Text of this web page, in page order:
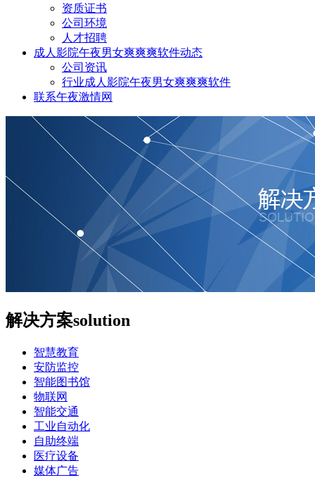
资质证书
公司环境
人才招聘
成人影院午夜男女爽爽爽软件动态
公司资讯
行业成人影院午夜男女爽爽爽软件
联系午夜激情网
解决方案solution
智慧教育
安防监控
智能图书馆
物联网
智能交通
工业自动化
自助终端
医疗设备
媒体广告